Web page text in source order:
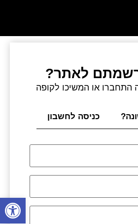
פתח
לאתר?
התחברו או המשיכו לקופה
כניסה לחשבון